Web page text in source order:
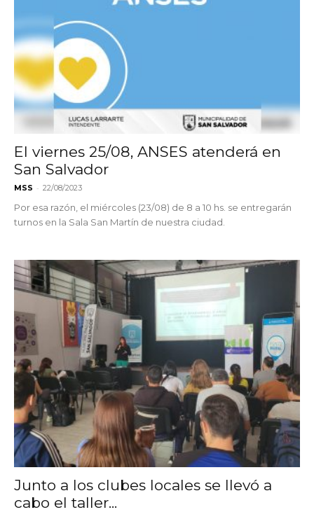
El viernes 25/08, ANSES atenderá en
San Salvador
MSS - 22/08/2023
Por esa razón, el miércoles (23/08) de 8 a 10 hs. se entregarán
turnos en la Sala San Martín de nuestra ciudad.
Junto a los clubes locales se llevó a
cabo el taller...